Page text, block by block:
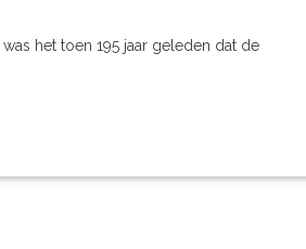
het toen 195 jaar geleden dat de